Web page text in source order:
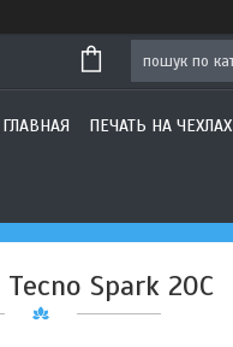
ГЛАВНАЯ ПЕЧАТЬ НА ЧЕХЛАХ
Spark 20C